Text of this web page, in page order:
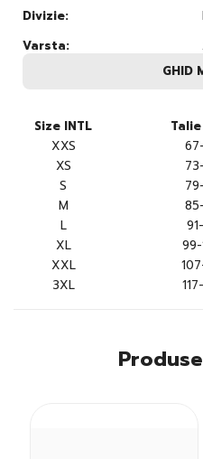
Divizie:
Varsta:
GHID
Size INTL
XXS
XS
S
M
L
XL
XXL
3XL